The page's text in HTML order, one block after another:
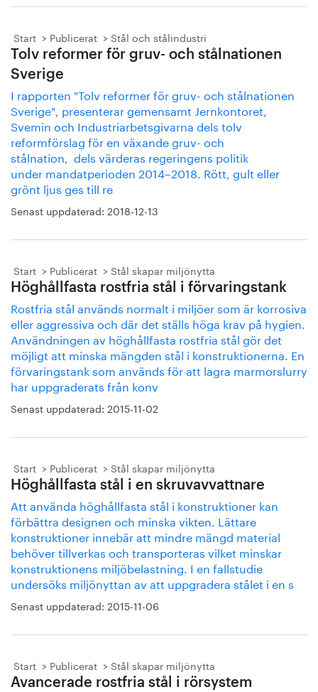
Start Publicerat Stål och stålindustri
Tolv reformer för gruv- och stålnationen
Sverige
I rapporten "Tolv reformer för gruv- och stålnationen
Sverige", presenterar gemensamt Jernkontoret,
Svemin och Industriarbetsgivarna dels tolv
reformförslag för en växande gruv- och
stålnation, dels värderas regeringens politik
under mandatperioden 2014–2018. Rött, gult eller
grönt ljus ges till re
Senast uppdaterad: 2018-12-13
Start Publicerat Stål skapar miljönytta
Höghållfasta rostfria stål i förvaringstank
Rostfria stål används normalt i miljöer som är korrosiva
eller aggressiva och där det ställs höga krav på hygien.
Användningen av höghållfasta rostfria stål gör det
möjligt att minska mängden stål i konstruktionerna. En
förvaringstank som används för att lagra marmorslurry
har uppgraderats från konv
Senast uppdaterad: 2015-11-02
Start Publicerat Stål skapar miljönytta
Höghållfasta stål i en skruvavvattnare
Att använda höghållfasta stål i konstruktioner kan
förbättra designen och minska vikten. Lättare
konstruktioner innebär att mindre mängd material
behöver tillverkas och transporteras vilket minskar
konstruktionens miljöbelastning. I en fallstudie
undersöks miljönyttan av att uppgradera stålet i en s
Senast uppdaterad: 2015-11-06
Start Publicerat Stål skapar miljönytta
Avancerade rostfria stål i rörsystem